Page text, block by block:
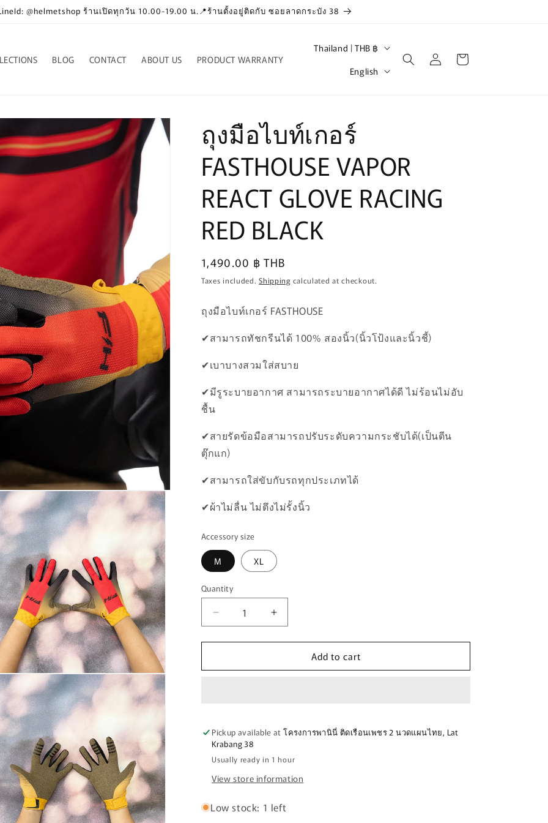
@helmetshop ร้านเปิดทุกวัน 10.00-19.00 น.📍ร้านตั้งอยู่ติดกับ ซอยลาดกระบัง 38
BLOG CONTACT ABOUT US PRODUCT WARRANTY
C
r
y
/
r
e
g
o
Thailand | THB ฿
g
u
a
g
e
English
Log
in
Cart
ถุงมือไบท์เกอร์
FASTHOUSE VAPOR
REACT GLOVE RACING
RED BLACK
Regular
price
1,490.00 ฿ THB
Taxes included.Shipping calculated at checkout.
ถุงมือไบท์เกอร์ FASTHOUSE
✔สามารถทัชกรีนได้ 100% สองนิ้ว(นิ้วโป้งและนิ้วชี้)
✔เบาบางสวมใส่สบาย
✔มีรูระบายอากาศ สามารถระบายอากาศได้ดี ไม่ร้อนไม่อับ
ชื้น
✔สายรัดข้อมือสามารถปรับระดับความกระชับได้(เป็นตีน
ตุ๊กแก)
✔สามารถใส่ขับกับรถทุกประเภทได้
✔ผ้าไม่ลื่น ไม่ตึงไม่รั้งนิ้ว
Accessory size
M XL
Quantity
Quantity
Decrease
quantity
for
FASTHOUSE
VAPOR
REACT
GLOVE
RACING
BLACK
Increase
quantity
for
FASTHOUSE
GLOVE
RACING
BLACK
Add to cart
Pickup available atโครงการพานินี่ ติดเรือนเพชร 2 นวดแผนไทย, Lat
Krabang 38
Usually ready in 1 hour
View store information
Low stock: 1 left